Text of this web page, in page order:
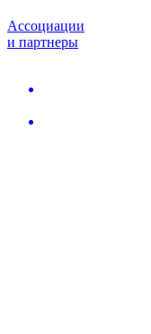
Ассоциации
и партнеры